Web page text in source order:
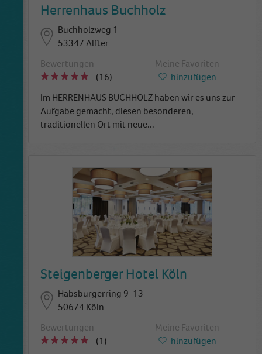
Herrenhaus Buchholz
Buchholzweg 1
53347 Alfter
Bewertungen
(16)
Meine Favoriten
hinzufügen
Im HERRENHAUS BUCHHOLZ haben wir es uns zur
Aufgabe gemacht, diesen besonderen,
traditionellen Ort mit neue...
Steigenberger Hotel Köln
Habsburgerring 9-13
50674 Köln
Bewertungen
(1)
Meine Favoriten
hinzufügen